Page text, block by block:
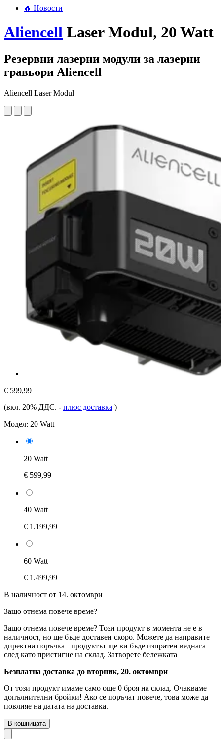
🔥 Новости
Aliencell Laser Modul, 20 Watt
Резервни лазерни модули за лазерни
гравьори Aliencell
Aliencell Laser Modul
€ 599,99
(вкл. 20% ДДС. - плюс доставка )
Модел: 20 Watt
20 Watt
€ 599,99
40 Watt
€ 1.199,99
60 Watt
€ 1.499,99
В наличност от 14. октомври
Защо отнема повече време?
Защо отнема повече време? Този продукт в момента не е в
наличност, но ще бъде доставен скоро. Можете да направите
директна поръчка - продуктът ще ви бъде изпратен веднага
след като пристигне на склад. Затворете бележката
Безплатна доставка до вторник, 20. октомври
От този продукт имаме само още 0 броя на склад. Очакваме
допълнителни бройки! Ако се поръчат повече, това може да
повлияе на датата на доставка.
В кошницата